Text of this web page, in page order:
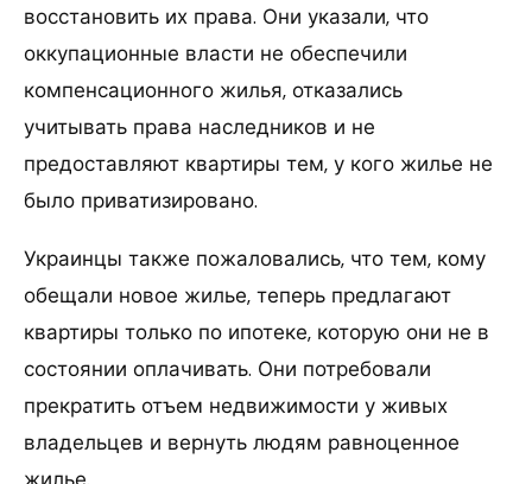
восстановить их права. Они указали, что
оккупационные власти не обеспечили
компенсационного жилья, отказались
учитывать права наследников и не
предоставляют квартиры тем, у кого жилье не
было приватизировано.
Украинцы также пожаловались, что тем, кому
обещали новое жилье, теперь предлагают
квартиры только по ипотеке, которую они не в
состоянии оплачивать. Они потребовали
прекратить отъем недвижимости у живых
владельцев и вернуть людям равноценное